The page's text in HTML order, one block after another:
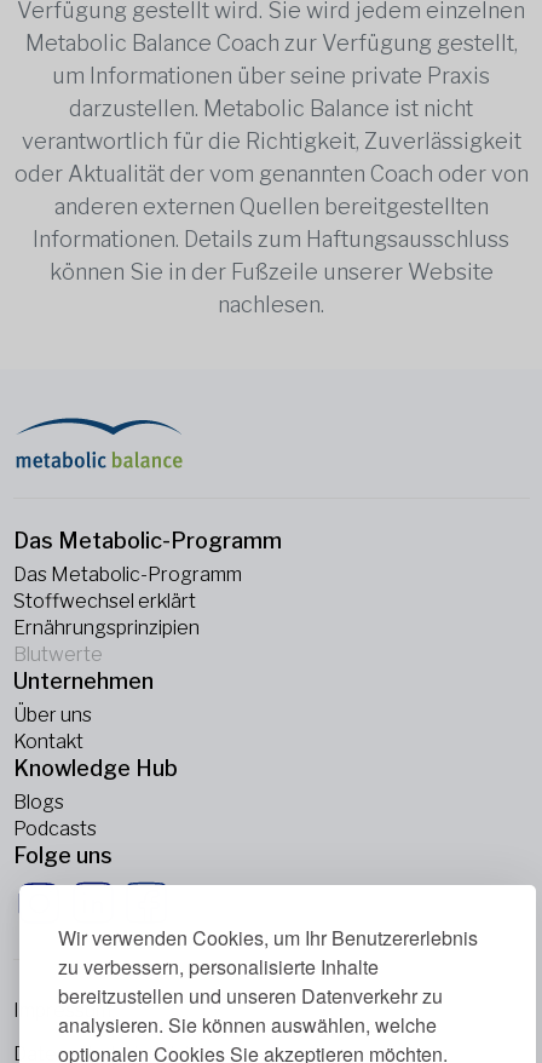
Wir verwenden Cookies, um Ihr Benutzererlebnis
zu verbessern, personalisierte Inhalte
bereitzustellen und unseren Datenverkehr zu
analysieren. Sie können auswählen, welche
optionalen Cookies Sie akzeptieren möchten.
Verfügung gestellt wird. Sie wird jedem einzelnen
Metabolic Balance Coach zur Verfügung gestellt,
um Informationen über seine private Praxis
darzustellen. Metabolic Balance ist nicht
verantwortlich für die Richtigkeit, Zuverlässigkeit
oder Aktualität der vom genannten Coach oder von
anderen externen Quellen bereitgestellten
Informationen. Details zum Haftungsausschluss
können Sie in der Fußzeile unserer Website
nachlesen.
Das Metabolic-Programm
Das Metabolic-Programm
Stoffwechsel erklärt
Ernährungsprinzipien
Blutwerte
Unternehmen
Über uns
Kontakt
Knowledge Hub
Blogs
Podcasts
Folge uns
Impressum
Datenschutzrichtlinie